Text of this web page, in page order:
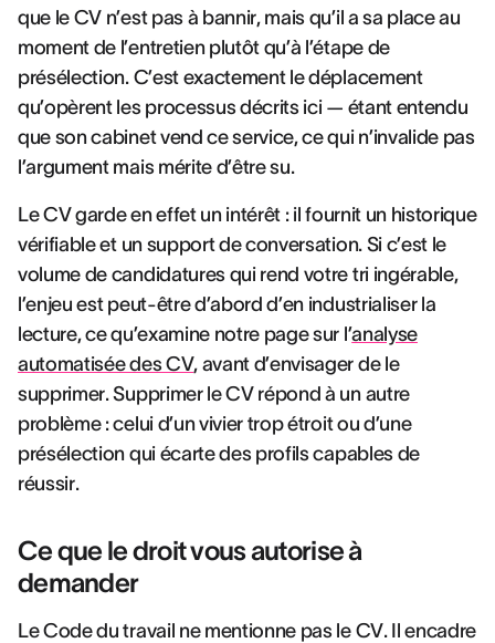
que le CV n’est pas à bannir, mais qu’il a sa place au
moment de l’entretien plutôt qu’à l’étape de
présélection. C’est exactement le déplacement
qu’opèrent les processus décrits ici — étant entendu
que son cabinet vend ce service, ce qui n’invalide pas
l’argument mais mérite d’être su.
Le CV garde en effet un intérêt : il fournit un historique
vérifiable et un support de conversation. Si c’est le
volume de candidatures qui rend votre tri ingérable,
l’enjeu est peut-être d’abord d’en industrialiser la
lecture, ce qu’examine notre page sur l’analyse
automatisée des CV, avant d’envisager de le
supprimer. Supprimer le CV répond à un autre
problème : celui d’un vivier trop étroit ou d’une
présélection qui écarte des profils capables de
réussir.
Ce que le droit vous autorise à
demander
Le Code du travail ne mentionne pas le CV. Il encadre